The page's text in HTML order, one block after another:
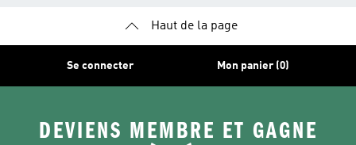
Haut de la page
Se connecter Mon panier (0)
DEVIENS MEMBRE ET GAGNE